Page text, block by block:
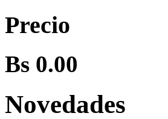
Precio
Bs 0.00
Novedades